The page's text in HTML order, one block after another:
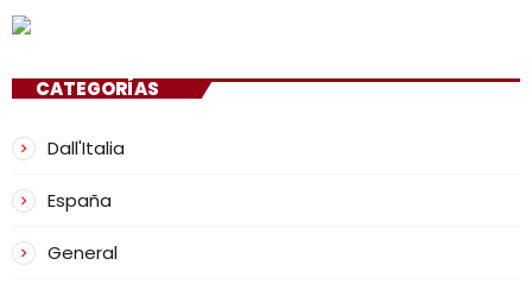
CATEGORÍAS
Dall'Italia
España
General